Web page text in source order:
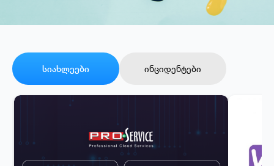
სიახლეები ინციდენტები